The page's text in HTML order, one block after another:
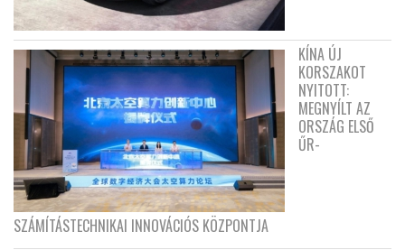
KÍNA ÚJ
KORSZAKOT
NYITOTT:
MEGNYÍLT AZ
ORSZÁG ELSŐ
ŰR-
SZÁMÍTÁSTECHNIKAI INNOVÁCIÓS KÖZPONTJA